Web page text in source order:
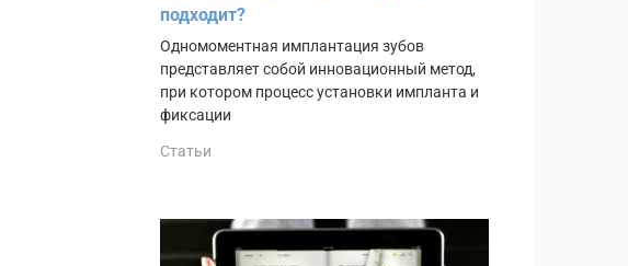
подходит?
Одномоментная имплантация зубов
представляет собой инновационный метод,
при котором процесс установки импланта и
фиксации
Статьи